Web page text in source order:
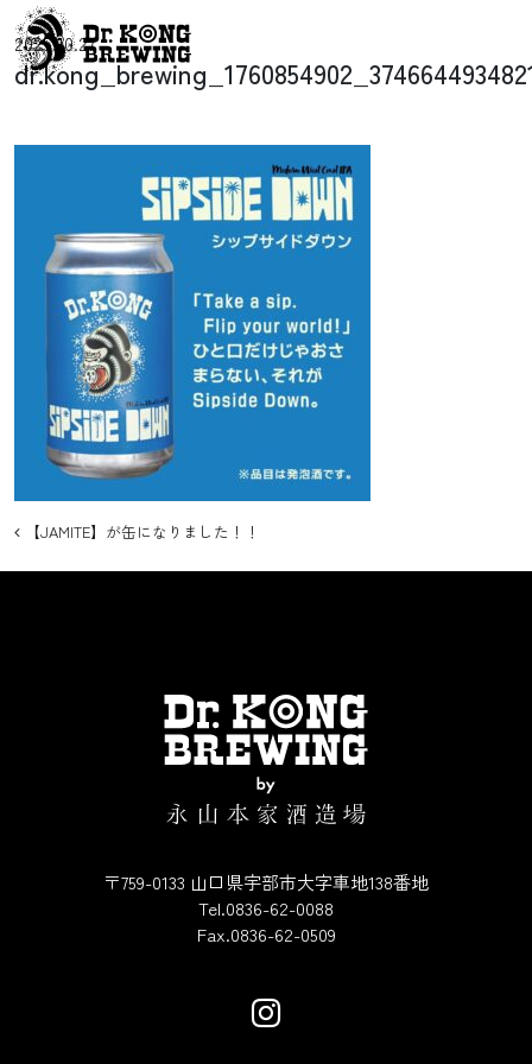
コンテンツへスキップ
メインナビゲーション
2025.10.27
投稿ナビゲーション
【JAMITE】が缶になりました！！
〒759-0133 山口県宇部市大字車地138番地
Tel.0836-62-0088
Fax.0836-62-0509